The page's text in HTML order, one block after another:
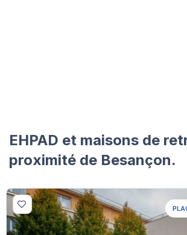
EHPAD et maisons de
proximité de Besançon.